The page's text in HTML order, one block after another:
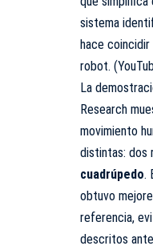
sistema
hace
robot.
La
Research
movimiento
distintas: dos
cuadrúpedo.
obtuvo
referencia,
descritos